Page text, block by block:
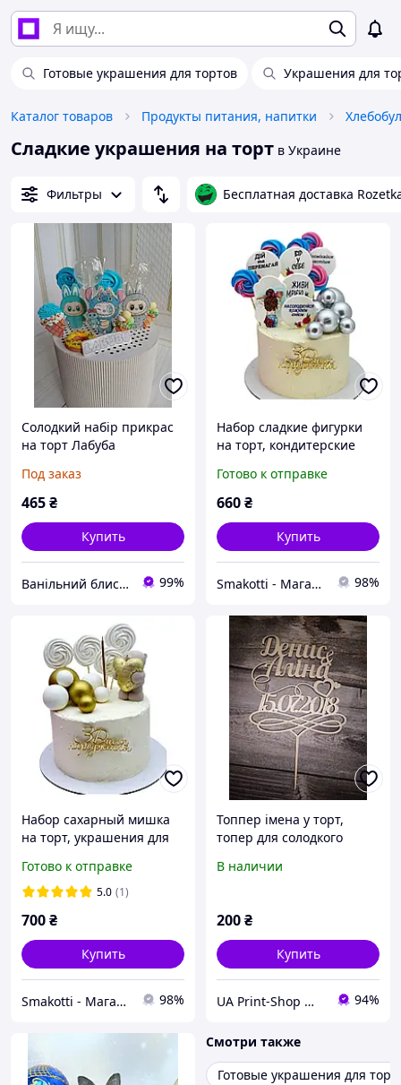
Готовые украшения для тортов Украшения для
Каталог товаров Продукты питания, напитки
Сладкие украшения на торт в Украине
Фильтры Бесплатная доставка
Солодкий набір прикрас
на торт Лабуба
Под заказ
465₴
Купить
Ванільний блиск для кондитера 99%
Набор сладкие фигурки
на торт, кондитерские
декора тортов "Женский,
пожелание" Микс
Готово к отправке
660₴
Купить
Smakotti - Магазин кондитерских ингредиентов 98%
Набор сахарный мишка
на торт, украшения для
на торт "Мишка с
большим сердцем" Микс
Готово к отправке
5.0 (1)
700₴
Купить
Smakotti - Магазин кондитерских ингредиентов 98%
Топпер імена у торт,
топер для солодкого
прикраси "Курсив"
В наличии
200₴
Купить
UA Print-Shop ​💙💛 94%
Смотри также
Готовые украшения для